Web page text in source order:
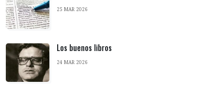
25 MAR 2026
Los buenos libros
24 MAR 2026